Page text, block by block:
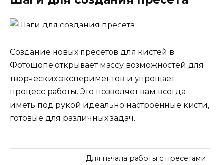
Создание новых пресетов для кистей в
Фотошопе открывает массу возможностей для
творческих экспериментов и упрощает
процесс работы. Это позволяет вам всегда
иметь под рукой идеально настроенные кисти,
готовые для различных задач.
Для начала работы с пресетами